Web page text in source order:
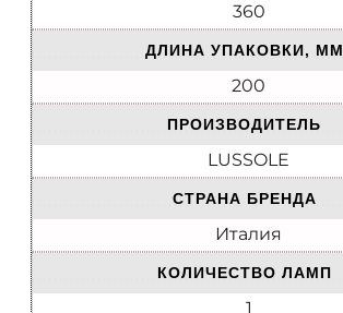
360
ДЛИНА УПАКОВКИ, ММ
200
ПРОИЗВОДИТЕЛЬ
LUSSOLE
СТРАНА БРЕНДА
Италия
КОЛИЧЕСТВО ЛАМП
1